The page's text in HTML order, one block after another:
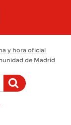
y hora oficial
de Madrid